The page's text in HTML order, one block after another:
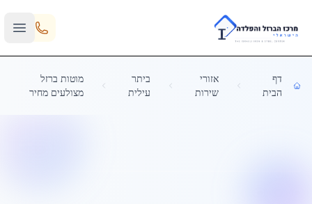
Skip to main content
דף
הבית
אזורי
שירות
ביתר
עילית
מוטות ברזל
מצולעים מחיר